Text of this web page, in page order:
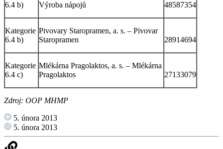
6.4 b)
Výroba nápojů
48587354
Kategorie
6.4 b)
Pivovary Staropramen, a. s. – Pivovar
Staropramen
28914694
Kategorie
6.4 c)
Mlékárna Pragolaktos, a. s. – Mlékárna
Pragolaktos
27133079
Zdroj: OOP MHMP
5. února 2013
5. února 2013